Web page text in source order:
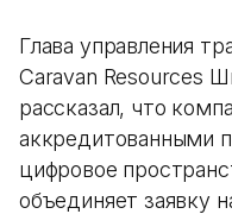
Глава управления
Caravan Resources
рассказал, что
аккредитованными
цифровое
объединяет заявку